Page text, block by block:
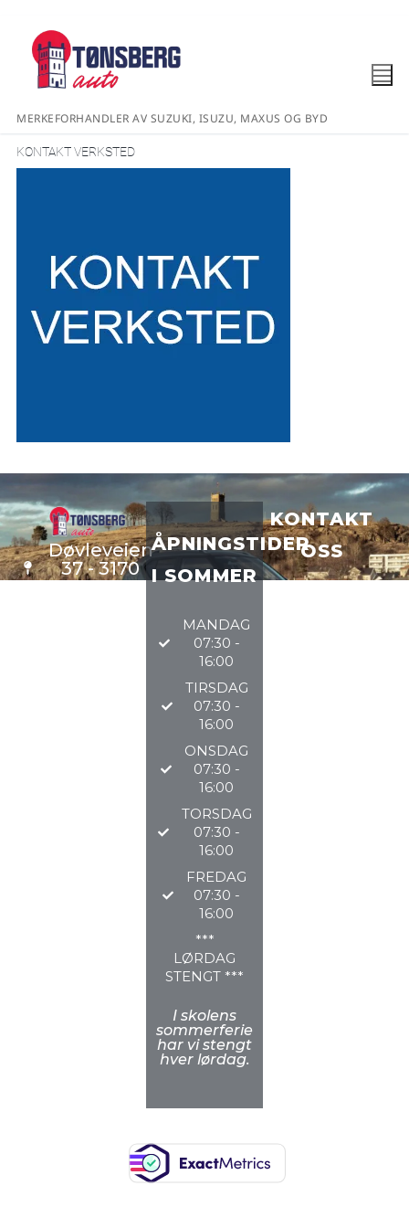
MERKEFORHANDLER AV SUZUKI, ISUZU, MAXUS OG BYD
KONTAKT VERKSTED
Døvleveien
37 - 3170
Sem
ÅPNINGSTIDER
I SOMMER
MANDAG
07:30 -
16:00
TIRSDAG
07:30 -
16:00
ONSDAG
07:30 -
16:00
TORSDAG
07:30 -
16:00
FREDAG
07:30 -
16:00
***
LØRDAG
STENGT ***
I skolens
sommerferie
har vi stengt
hver lørdag.
KONTAKT
OSS